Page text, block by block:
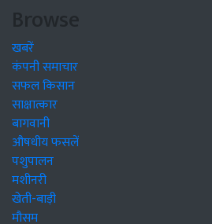
Browse
खबरें
कंपनी समाचार
सफल किसान
साक्षात्कार
बागवानी
औषधीय फसलें
पशुपालन
मशीनरी
खेती-बाड़ी
मौसम